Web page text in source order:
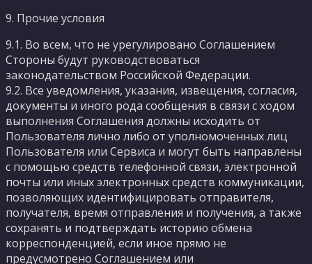
9. Прочие условия
9.1. Во всем, что не урегулировано Соглашением
Стороны будут руководствоваться
законодательством Российской Федерации.
9.2. Все уведомления, указания, извещения, согласия,
документы и иного рода сообщения в связи с ходом
выполнения Соглашения должны исходить от
Пользователя лично либо от уполномоченных лиц
Пользователя или Сервиса и могут быть направлены
с помощью средств телефонной связи, электронной
почты или иных электронных средств коммуникации,
позволяющих идентифицировать отправителя,
получателя, время отправления и получения, а также
сохранять и подтверждать историю обмена
корреспонденцией, если иное прямо не
предусмотрено Соглашением или